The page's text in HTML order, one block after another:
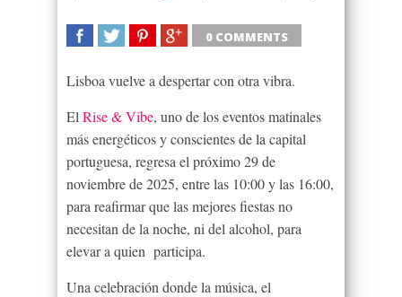
0 COMMENTS
Lisboa vuelve a despertar con otra vibra.
El Rise & Vibe, uno de los eventos matinales
más energéticos y conscientes de la capital
portuguesa, regresa el próximo 29 de
noviembre de 2025, entre las 10:00 y las 16:00,
para reafirmar que las mejores fiestas no
necesitan de la noche, ni del alcohol, para
elevar a quien participa.
Una celebración donde la música, el